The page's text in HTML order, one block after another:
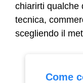
chiarirti qualche
tecnica,
scegliendo il
Come